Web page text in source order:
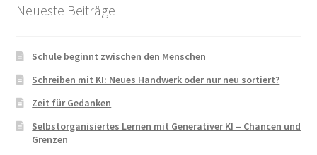
Neueste Beiträge
Schule beginnt zwischen den Menschen
Schreiben mit KI: Neues Handwerk oder nur neu sortiert?
Zeit für Gedanken
Selbstorganisiertes Lernen mit Generativer KI – Chancen und
Grenzen